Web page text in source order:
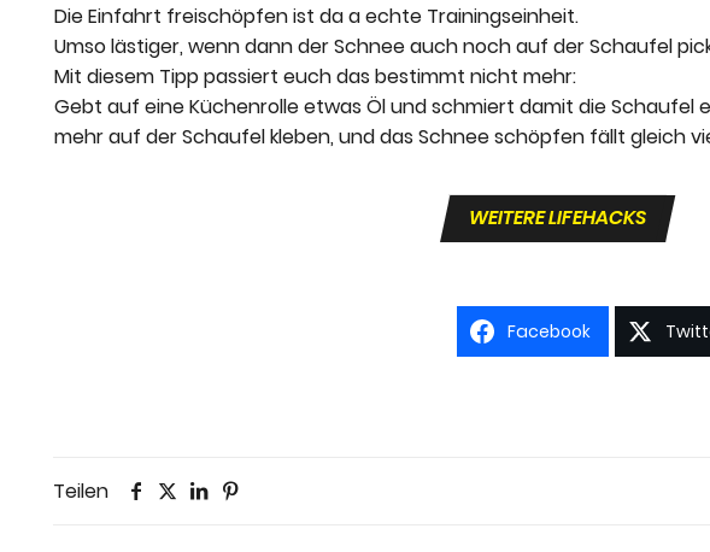
Die Einfahrt freischöpfen ist da a echte Trainingseinheit.
Umso lästiger, wenn dann der Schnee auch noch auf der Schaufel
Mit diesem Tipp passiert euch das bestimmt nicht mehr:
Gebt auf eine Küchenrolle etwas Öl und schmiert damit die Schaufel
mehr auf der Schaufel kleben, und das Schnee schöpfen fällt gleich
WEITERE LIFEHACKS
Facebook
Teilen